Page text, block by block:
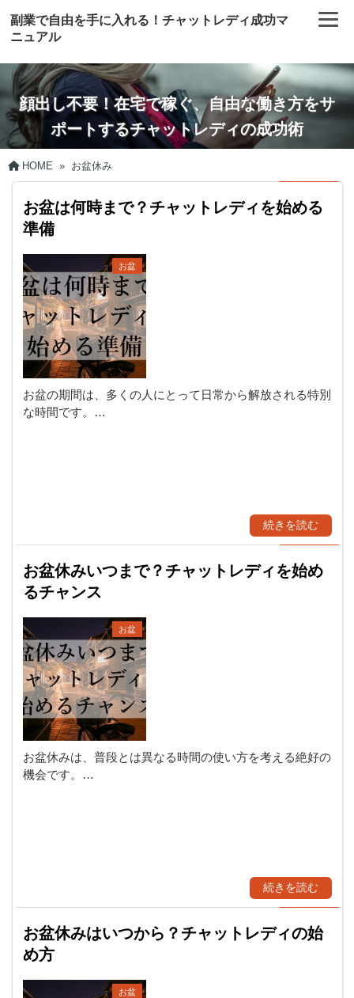
副業で自由を手に入れる！チャットレディ成功マ
ニュアル
顔出し不要！在宅で稼ぐ、自由な働き方をサ
ポートするチャットレディの成功術
HOME » お盆休み
お盆は何時まで？チャットレディを始める
準備
お盆
お盆の期間は、多くの人にとって日常から解放される特別
な時間です。…
続きを読む
お盆休みいつまで？チャットレディを始め
るチャンス
お盆
お盆休みは、普段とは異なる時間の使い方を考える絶好の
機会です。…
続きを読む
お盆休みはいつから？チャットレディの始
め方
お盆